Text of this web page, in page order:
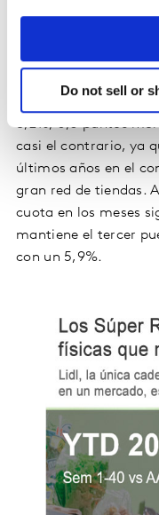
Do not sell or
diferentes durante
Carrefour logró en
similares a las que
confinamiento, por
8,2%, 0,5 puntos
casi el contrario, ya
últimos años en el
gran red de tiendas.
cuota en los meses
mantiene el tercer
con un 5,9%.